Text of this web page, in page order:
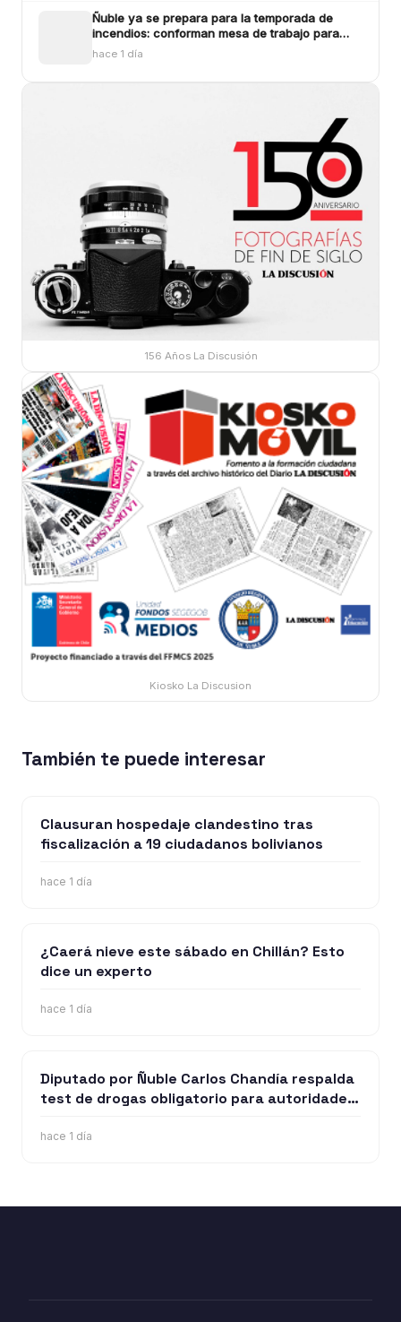
Ñuble ya se prepara para la temporada de
incendios: conforman mesa de trabajo para
enfrentar los siniestros
hace 1 día
156 Años La Discusión
Kiosko La Discusion
También te puede interesar
Clausuran hospedaje clandestino tras
fiscalización a 19 ciudadanos bolivianos
hace 1 día
¿Caerá nieve este sábado en Chillán? Esto
dice un experto
hace 1 día
Diputado por Ñuble Carlos Chandía respalda
test de drogas obligatorio para autoridades
hace 1 día